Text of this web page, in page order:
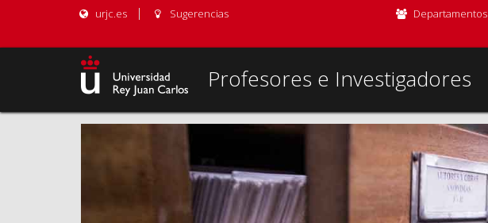
urjc.es Sugerencias Departamentos
Profesores e Investigadores